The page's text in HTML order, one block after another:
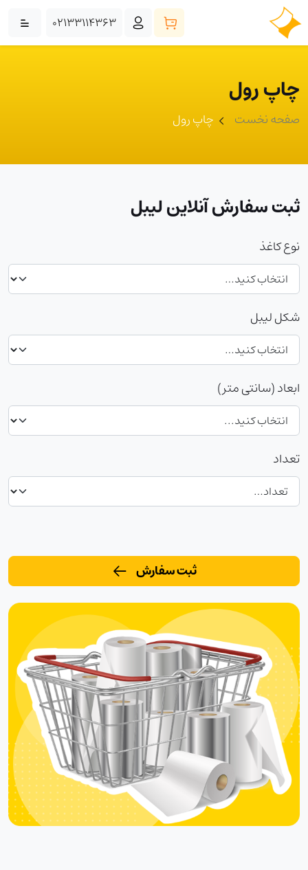
02133114363
چاپ رول
صفحه نخست چاپ رول
ثبت سفارش آنلاین لیبل
نوع کاغذ
شکل لیبل
ابعاد (سانتی متر)
تعداد
ثبت سفارش